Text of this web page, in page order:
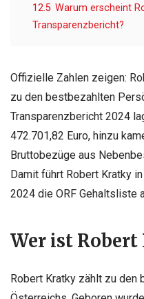
12.5 Warum erscheint
Transparenzbericht?
Offizielle Zahlen zeigen:
zu den bestbezahlten
Transparenzbericht 2024
472.701,82 Euro, hinzu
Bruttobezüge aus
Damit führt Robert Kratky
2024 die ORF Gehaltsliste
Wer ist
Robert Kratky zählt zu den